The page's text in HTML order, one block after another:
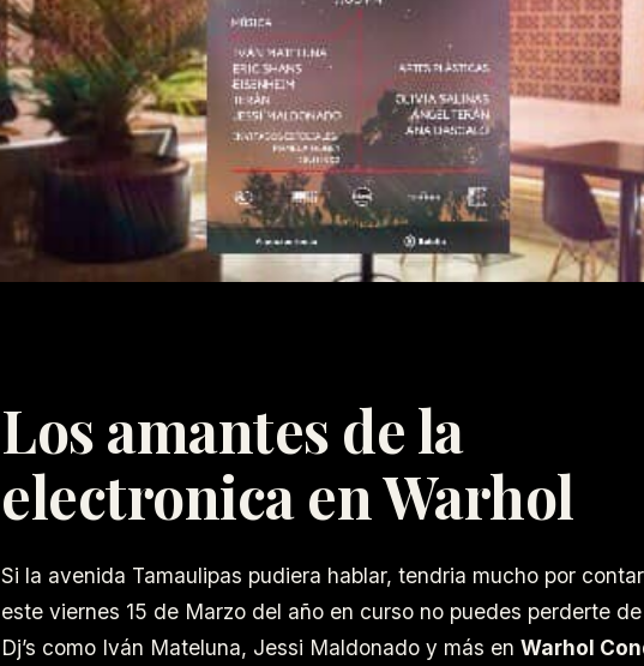
Los amantes de la
electronica en Warhol
Si la avenida Tamaulipas pudiera hablar, tendria mucho por
este viernes 15 de Marzo del año en curso no puedes perderte
Dj’s como Iván Mateluna, Jessi Maldonado y más en Warhol